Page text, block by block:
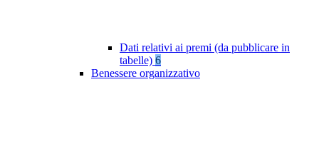
Dati relativi ai premi (da pubblicare in
tabelle) 6
Benessere organizzativo